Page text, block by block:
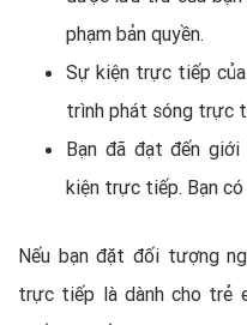
phạm bản quyền.
Sự kiện trực tiếp
trình phát sóng trực
Bạn đã đạt đến
kiện trực tiếp. Bạn
Nếu bạn đặt đối tượng
trực tiếp là dành cho trẻ